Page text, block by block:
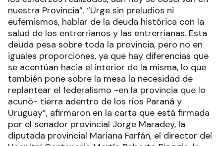
nuestra Provincia”. “Urge sin preludios ni
eufemismos, hablar de la deuda histórica con la
salud de los entrerrianos y las entrerrianas. Esta
deuda pesa sobre toda la provincia, pero no en
iguales proporciones, ya que hay diferencias que
se acentúan hacia el interior de la misma, lo que
también pone sobre la mesa la necesidad de
replantear el federalismo -en la provincia que lo
acunó- tierra adentro de los ríos Paraná y
Uruguay”, afirmaron en la carta que está firmada
por el senador provincial Jorge Maradey, la
diputada provincial Mariana Farfán, el director del